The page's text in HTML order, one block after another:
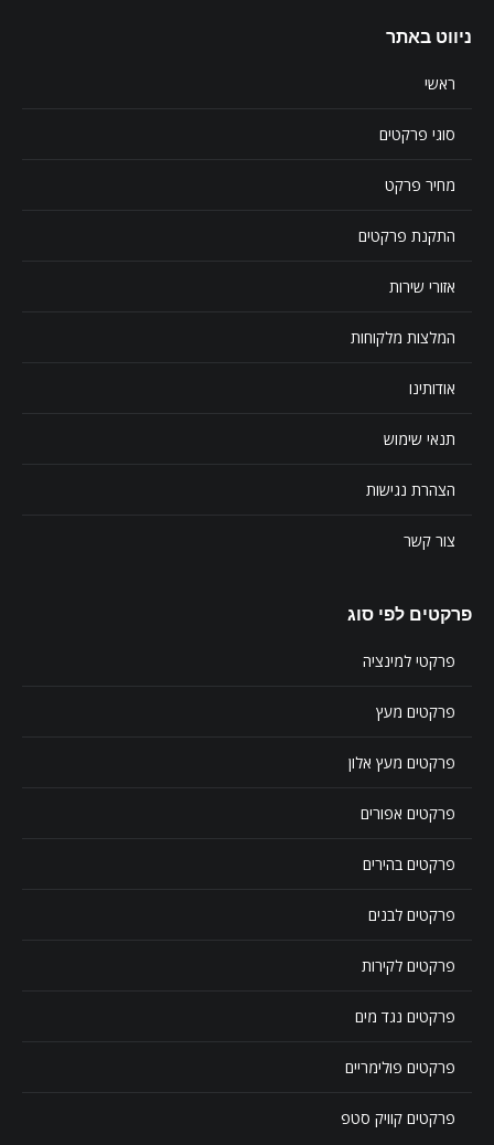
ניווט באתר
ראשי
סוגי פרקטים
מחיר פרקט
התקנת פרקטים
אזורי שירות
המלצות מלקוחות
אודותינו
תנאי שימוש
הצהרת נגישות
צור קשר
פרקטים לפי סוג
פרקטי למינציה
פרקטים מעץ
פרקטים מעץ אלון
פרקטים אפורים
פרקטים בהירים
פרקטים לבנים
פרקטים לקירות
פרקטים נגד מים
פרקטים פולימריים
פרקטים קוויק סטפ